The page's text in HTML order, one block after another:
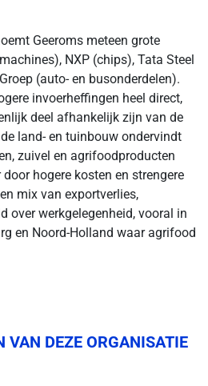
Geeroms meteen grote
NXP (chips), Tata Steel
(auto- en busonderdelen).
invoerheffingen heel direct,
deel afhankelijk zijn van de
land- en tuinbouw ondervindt
zuivel en agrifoodproducten
hogere kosten en strengere
mix van exportverlies,
over werkgelegenheid, vooral in
en Noord-Holland waar agrifood
VAN DEZE ORGANISATIE